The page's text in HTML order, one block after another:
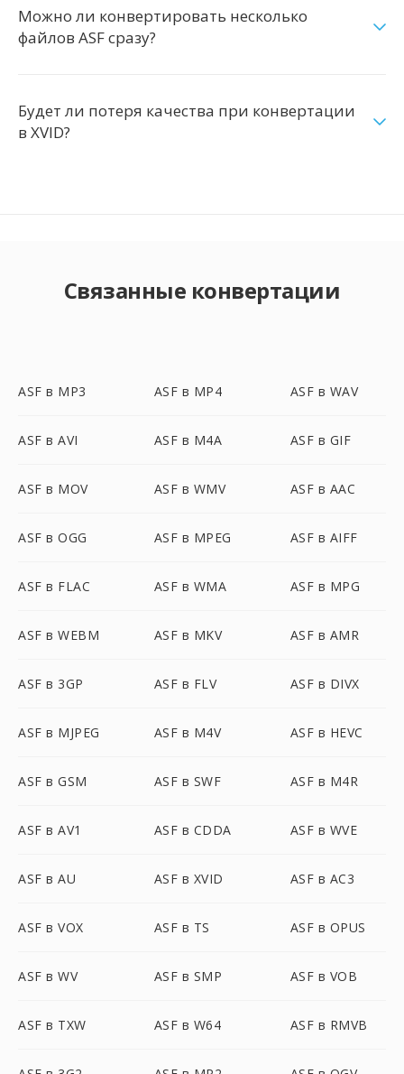
Можно ли конвертировать несколько
файлов ASF сразу?
Будет ли потеря качества при конвертации
в XVID?
Связанные конвертации
ASF в MP3 ASF в MP4 ASF в WAV
ASF в AVI ASF в M4A ASF в GIF
ASF в MOV ASF в WMV ASF в AAC
ASF в OGG ASF в MPEG ASF в AIFF
ASF в FLAC ASF в WMA ASF в MPG
ASF в WEBM ASF в MKV ASF в AMR
ASF в 3GP ASF в FLV ASF в DIVX
ASF в MJPEG ASF в M4V ASF в HEVC
ASF в GSM ASF в SWF ASF в M4R
ASF в AV1 ASF в CDDA ASF в WVE
ASF в AU ASF в XVID ASF в AC3
ASF в VOX ASF в TS ASF в OPUS
ASF в WV ASF в SMP ASF в VOB
ASF в TXW ASF в W64 ASF в RMVB